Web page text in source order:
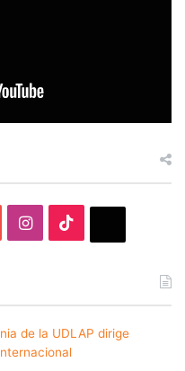
Instagram
de la UDLAP dirige